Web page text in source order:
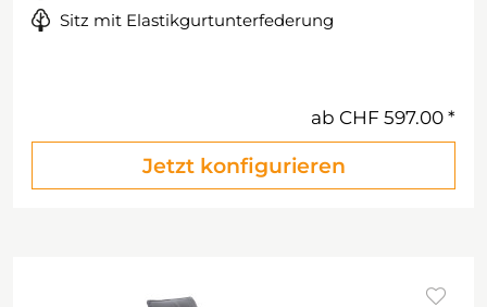
Sitz mit Elastikgurtunterfederung
ab CHF 597.00
Jetzt konfigurieren